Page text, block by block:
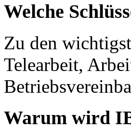
Welche
Zu den
Telearbeit,
Warum wird